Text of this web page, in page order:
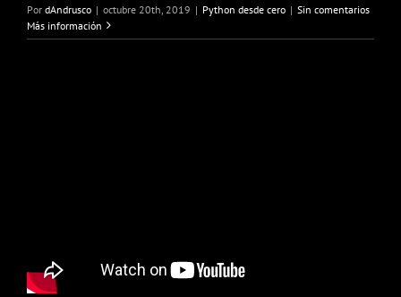
Por dAndrusco | octubre 20th, 2019 | Python desde cero | Sin comentarios
Más información